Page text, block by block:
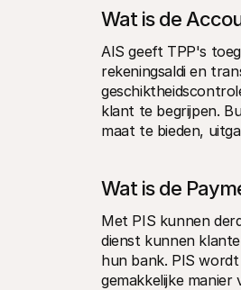
Wat is de
AIS geeft TPP's
rekeningsaldi en
klant te begrijpen.
maat te bieden,
Wat is de
Met PIS kunnen
dienst kunnen
hun bank. PIS
gemakkelijke manier